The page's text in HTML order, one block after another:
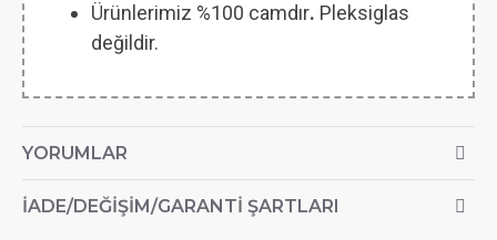
Ürünlerimiz %100 camdır. Pleksiglas
değildir.
YORUMLAR
İADE/DEĞIŞIM/GARANTI ŞARTLARI